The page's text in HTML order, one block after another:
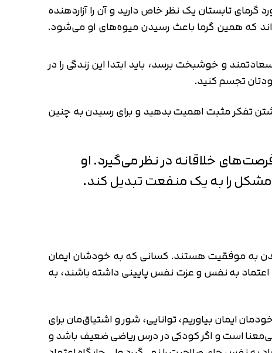
گرمای تابستان یک نظر خاص دارید و آن را آزاردهنده
که همین گرما باعث رسیدن میوه‌های او می‌شود.
و خوشبخت برسد، باید ابتدا این زندگی را در
تجسم کنید.
تفکر مثبت اهمیت بدهید و برای رسیدن به چنین
خلاقانه در نظر می‌گیرد. او
مشکل را به یک منفعت تبدیل کند.
به موفقیت هستند. کسانی که به خودشان ایمان
اعتماد به نفس و عزت نفس پایینی داشته باشند، به
ایمان بیاوریم، توانایی، شور و اشتیاق‌مان برای
است و اگر کودکی در درس ریاضی ضعیف باشد و